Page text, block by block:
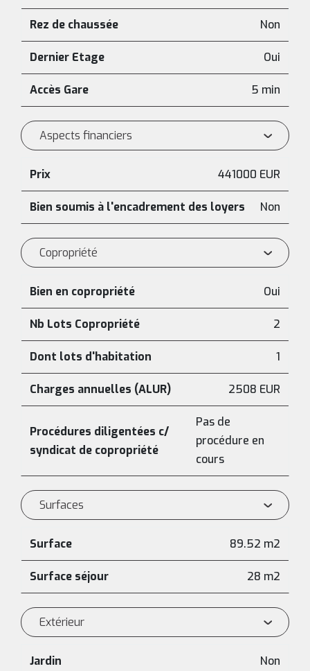
Rez de chaussée Non
Dernier Etage Oui
Accès Gare 5 min
Aspects financiers
Prix 441000 EUR
Bien soumis à l'encadrement des loyers Non
Copropriété
Bien en copropriété Oui
Nb Lots Copropriété 2
Dont lots d'habitation 1
Charges annuelles (ALUR) 2508 EUR
Procédures diligentées c/
syndicat de copropriété
Pas de
procédure en
cours
Surfaces
Surface 89.52 m2
Surface séjour 28 m2
Extérieur
Jardin Non